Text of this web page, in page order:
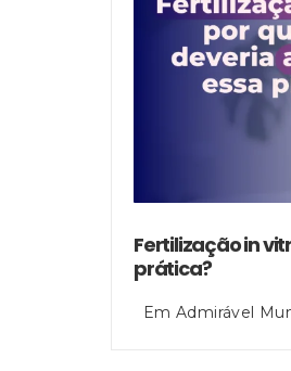
Fertilização in
prática?
Em Admirável